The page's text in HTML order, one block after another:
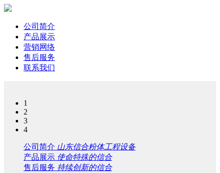
公司简介
产品展示
营销网络
售后服务
联系我们
1
2
3
4
公司简介 山东信合粉体工程设备
产品展示 使命特殊的信合
售后服务 持续创新的信合